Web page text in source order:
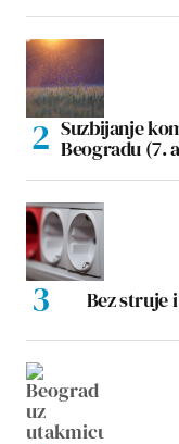
Suzbijanje
Beogradu (7.
Bez struje